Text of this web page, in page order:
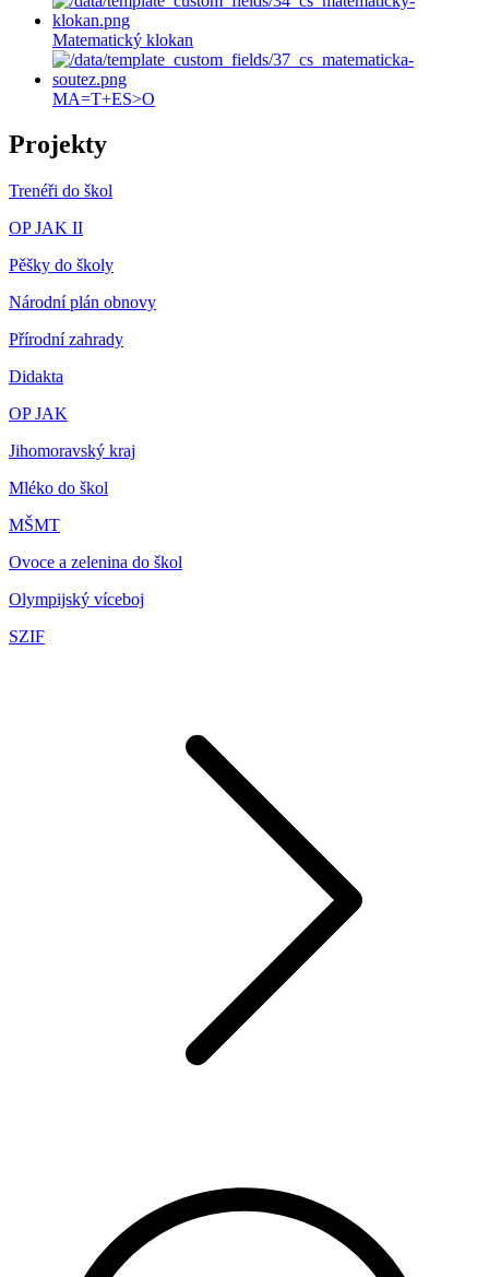
Matematický klokan
MA=T+ES>O
Projekty
Trenéři do škol
OP JAK II
Pěšky do školy
Národní plán obnovy
Přírodní zahrady
Didakta
OP JAK
Jihomoravský kraj
Mléko do škol
MŠMT
Ovoce a zelenina do škol
Olympijský víceboj
SZIF